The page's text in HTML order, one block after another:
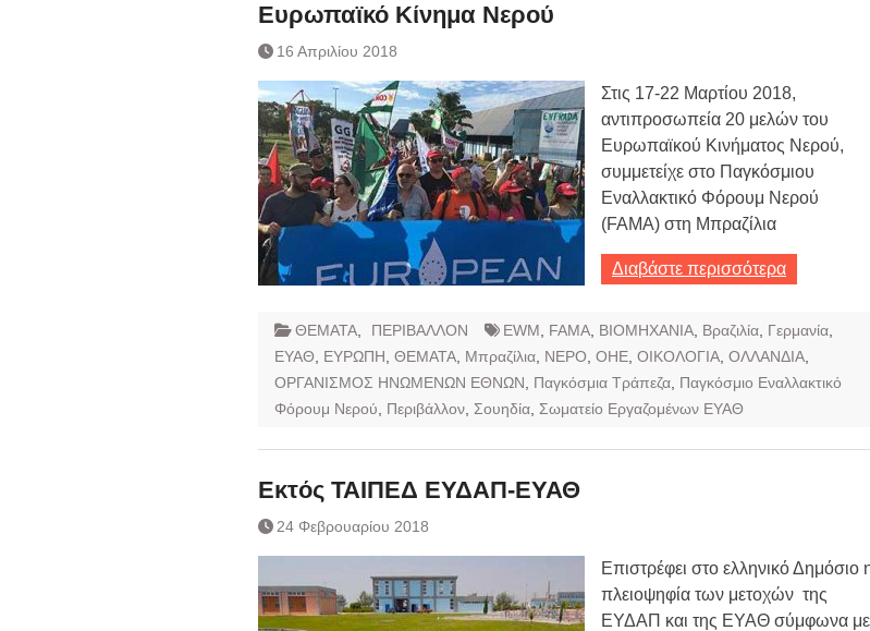
Συναλλάγματος &
Ημερήσιο Δελτίο Τιμών
Συναλλάγματος &
Τραπεζογραμματίων 4-3-2019
Κάθοδος αγροτών
Δικαιοσύνη
Ευρωπαϊκό Κίνημα Νερού
16 Απριλίου 2018
Στις 17-22 Μαρτίου 2018,
αντιπροσωπεία 20 μελών του
Ευρωπαϊκού Κινήματος Νερού,
συμμετείχε στο Παγκόσμιου
Εναλλακτικό Φόρουμ Νερού
(FAMA) στη Μπραζίλια
Διαβάστε περισσότερα
ΘΕΜΑΤΑ ΠΕΡΙΒΑΛΛΟΝ EWM FAMA ΒΙΟΜΗΧΑΝΙΑ Βραζιλία Γερμανία
ΕΥΑΘ
ΕΥΡΩΠΗ ΘΕΜΑΤΑ Μπραζίλια ΝΕΡΟ ΟΗΕ ΟΙΚΟΛΟΓΙΑ ΟΛΛΑΝΔΙΑ
ΟΡΓΑΝΙΣΜΟΣ ΗΝΩΜΕΝΩΝ ΕΘΝΩΝ
Παγκόσμια Τράπεζα Παγκόσμιο Εναλλακτικό
Φόρουμ Νερού
Περιβάλλον Σουηδία Σωματείο Εργαζομένων ΕΥΑΘ
Εκτός ΤΑΙΠΕΔ ΕΥΔΑΠ-ΕΥΑΘ
24 Φεβρουαρίου 2018
Επιστρέφει στο ελληνικό Δημόσιο
πλειοψηφία των μετοχών της
ΕΥΔΑΠ και της ΕΥΑΘ σύμφωνα με